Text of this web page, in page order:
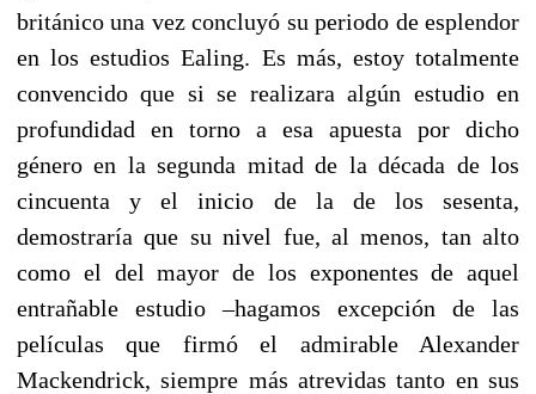
británico una vez concluyó su periodo de esplendor
en los estudios Ealing. Es más, estoy totalmente
convencido que si se realizara algún estudio en
profundidad en torno a esa apuesta por dicho
género en la segunda mitad de la década de los
cincuenta y el inicio de la de los sesenta,
demostraría que su nivel fue, al menos, tan alto
como el del mayor de los exponentes de aquel
entrañable estudio –hagamos excepción de las
películas que firmó el admirable Alexander
Mackendrick, siempre más atrevidas tanto en sus